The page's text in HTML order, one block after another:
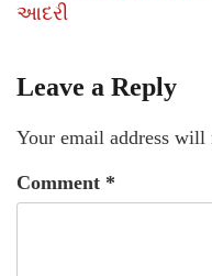
આદરી
Leave a Reply
Your email address will
Comment *